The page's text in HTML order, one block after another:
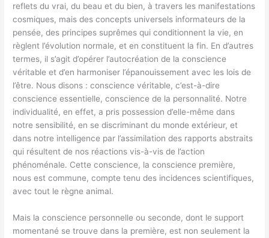
reflets du vrai, du beau et du bien, à travers les manifestations
cosmiques, mais des concepts universels informateurs de la
pensée, des principes suprêmes qui conditionnent la vie, en
règlent l’évolution normale, et en constituent la fin. En d’autres
termes, il s’agit d’opérer l’autocréation de la conscience
véritable et d’en harmoniser l’épanouissement avec les lois de
l’être. Nous disons : conscience véritable, c’est-à-dire
conscience essentielle, conscience de la personnalité. Notre
individualité, en effet, a pris possession d’elle-même dans
notre sensibilité, en se discriminant du monde extérieur, et
dans notre intelligence par l’assimilation des rapports abstraits
qui résultent de nos réactions vis-à-vis de l’action
phénoménale. Cette conscience, la conscience première,
nous est commune, compte tenu des incidences scientifiques,
avec tout le règne animal.
Mais la conscience personnelle ou seconde, dont le support
momentané se trouve dans la première, est non seulement la